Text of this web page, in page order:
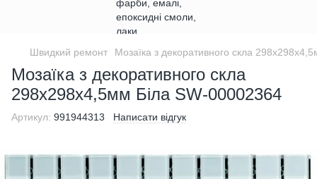
Швидкий ремонт Мозаїка з декоративного скла
Мозаїка з декоративного скла
298х298х4,5мм Біла SW-00002364
Артикул: 991944313 Написати відгук